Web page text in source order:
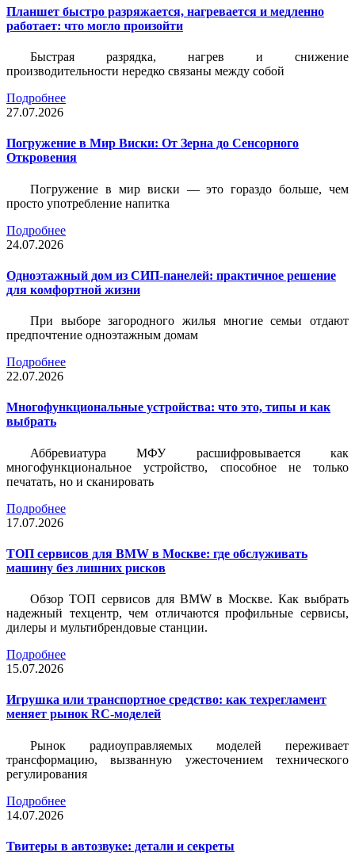
Планшет быстро разряжается, нагревается и медленно
работает: что могло произойти
Быстрая разрядка, нагрев и снижение
производительности нередко связаны между собой
Подробнее
27.07.2026
Погружение в Мир Виски: От Зерна до Сенсорного
Откровения
Погружение в мир виски — это гораздо больше, чем
просто употребление напитка
Подробнее
24.07.2026
Одноэтажный дом из СИП-панелей: практичное решение
для комфортной жизни
При выборе загородного жилья многие семьи отдают
предпочтение одноэтажным домам
Подробнее
22.07.2026
Многофункциональные устройства: что это, типы и как
выбрать
Аббревиатура МФУ расшифровывается как
многофункциональное устройство, способное не только
печатать, но и сканировать
Подробнее
17.07.2026
ТОП сервисов для BMW в Москве: где обслуживать
машину без лишних рисков
Обзор ТОП сервисов для BMW в Москве. Как выбрать
надежный техцентр, чем отличаются профильные сервисы,
дилеры и мультибрендовые станции.
Подробнее
15.07.2026
Игрушка или транспортное средство: как техрегламент
меняет рынок RC-моделей
Рынок радиоуправляемых моделей переживает
трансформацию, вызванную ужесточением технического
регулирования
Подробнее
14.07.2026
Твитеры в автозвуке: детали и секреты